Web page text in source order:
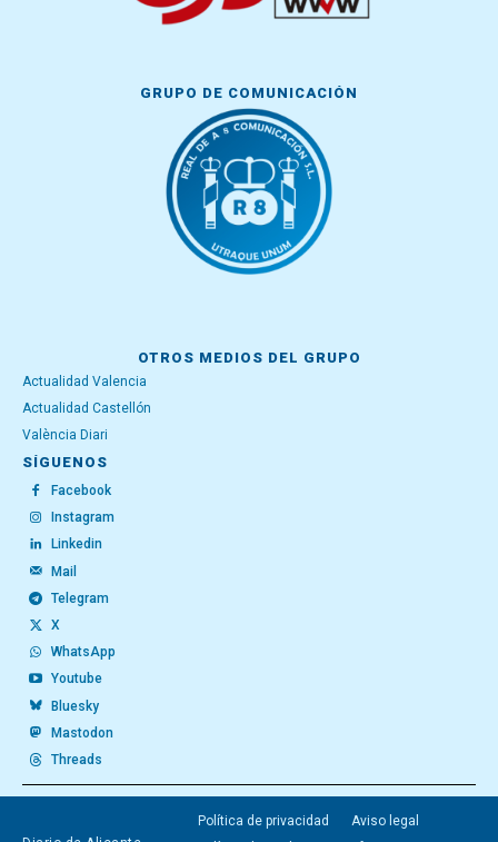
GRUPO DE COMUNICACIÓN
OTROS MEDIOS DEL GRUPO
Actualidad Valencia
Actualidad Castellón
València Diari
SÍGUENOS
Facebook
Instagram
Linkedin
Mail
Telegram
X
WhatsApp
Youtube
Bluesky
Mastodon
Threads
Política de privacidad
Aviso legal